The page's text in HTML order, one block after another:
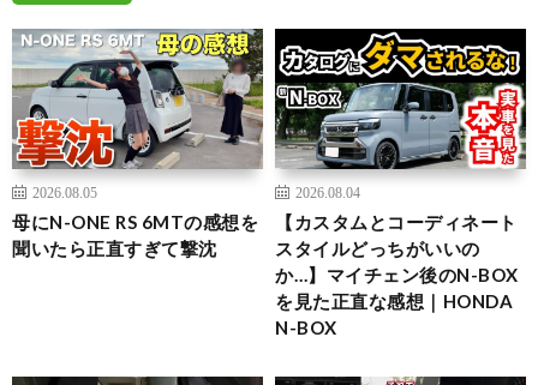
2026.08.05
母にN-ONE RS 6MTの感想を
聞いたら正直すぎて撃沈
2026.08.04
【カスタムとコーディネート
スタイルどっちがいいの
か…】マイチェン後のN-BOX
を見た正直な感想｜HONDA
N-BOX